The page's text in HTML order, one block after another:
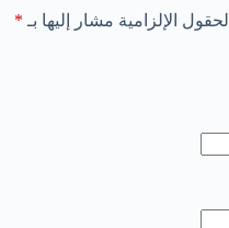
الحقول الإلزامية مشار إليها بـ *